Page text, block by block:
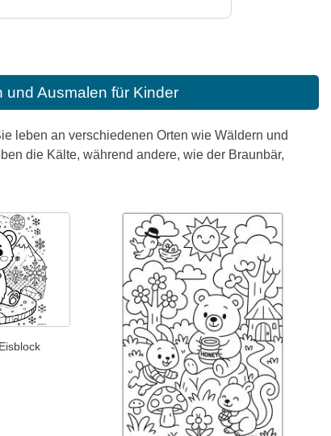
Ausmalen für Kinder
leben an verschiedenen Orten wie Wäldern und
die Kälte, während andere, wie der Braunbär,